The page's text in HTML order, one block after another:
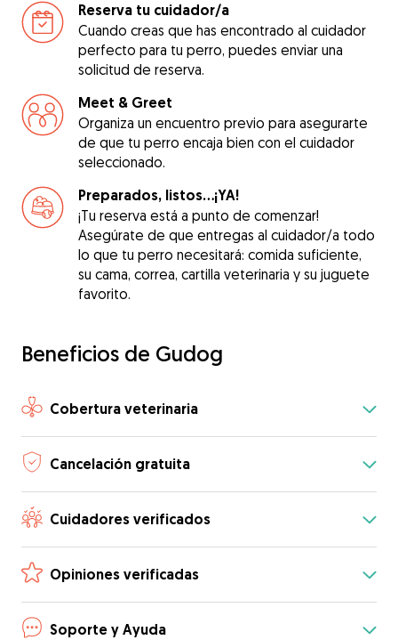
Reserva tu cuidador/a
Cuando creas que has encontrado al cuidador
perfecto para tu perro, puedes enviar una
solicitud de reserva.
Meet & Greet
Organiza un encuentro previo para asegurarte
de que tu perro encaja bien con el cuidador
seleccionado.
Preparados, listos...¡YA!
¡Tu reserva está a punto de comenzar!
Asegúrate de que entregas al cuidador/a todo
lo que tu perro necesitará: comida suficiente,
su cama, correa, cartilla veterinaria y su juguete
favorito.
Beneficios de Gudog
Cobertura veterinaria
Cancelación gratuita
Cuidadores verificados
Opiniones verificadas
Soporte y Ayuda